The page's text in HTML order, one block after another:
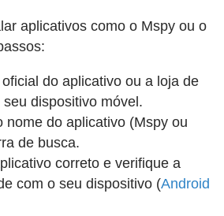
aplicativos como o Mspy ou o
do aplicativo ou a loja de
dispositivo móvel.
nome do aplicativo (Mspy ou
de busca.
correto e verifique a
com o seu dispositivo (Android